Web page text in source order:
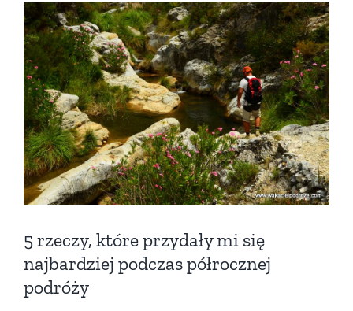
Pokaż
większy
obrazek
5 rzeczy, które przydały mi się
najbardziej podczas półrocznej
podróży